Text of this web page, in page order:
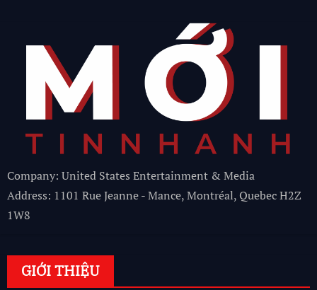
Company: United States Entertainment & Media
Address: 1101 Rue Jeanne - Mance, Montréal, Quebec H2Z
1W8
GIỚI THIỆU